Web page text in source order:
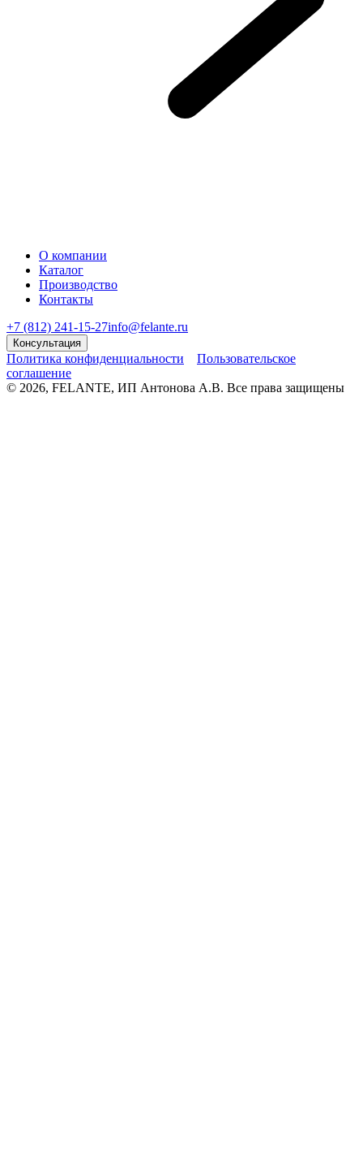
О компании
Каталог
Производство
Контакты
+7 (812) 241-15-27info@felante.ru
Консультация
Политика конфиденциальности
Пользовательское
соглашение
© 2026, FELANTE, ИП Антонова А.В. Все права защищены